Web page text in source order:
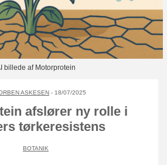
billede af Motorprotein
ASKESEN - 18/07/2025
afslører ny rolle i
tørkeresistens
BOTANIK